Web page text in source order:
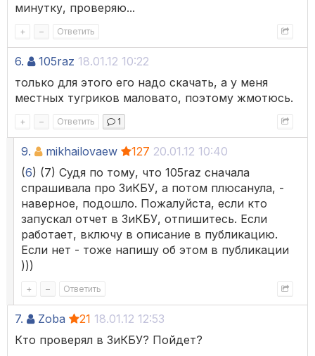
минутку, проверяю...
+ – Ответить
6. 105raz 18.01.12 10:22
только для этого его надо скачать, а у меня
местных тугриков маловато, поэтому жмотюсь.
+ – Ответить 1
9. mikhailovaew 127 20.01.12 10:40
(6) (7) Судя по тому, что 105raz сначала
спрашивала про ЗиКБУ, а потом плюсанула, -
наверное, подошло. Пожалуйста, если кто
запускал отчет в ЗиКБУ, отпишитесь. Если
работает, включу в описание в публикацию.
Если нет - тоже напишу об этом в публикации
)))
+ – Ответить
7. Zoba 21 18.01.12 12:53
Кто проверял в ЗиКБУ? Пойдет?